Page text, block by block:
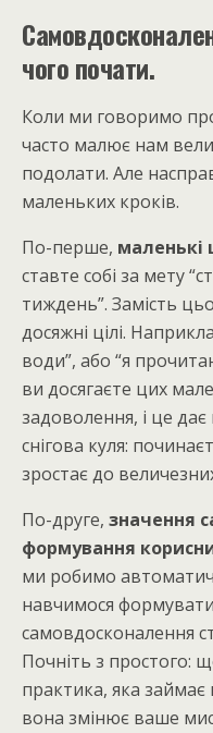
чого почати.
Коли ми говоримо
часто малює нам
подолати. Але
маленьких кроків.
По-перше, маленькі
ставте собі за мету
тиждень”. Замість
досяжні цілі.
води”, або “я
ви досягаєте цих
задоволення, і це
снігова куля:
зростає до
По-друге, значення
формування
ми робимо
навчимося
самовдосконалення
Почніть з простого:
практика, яка
вона змінює ваше